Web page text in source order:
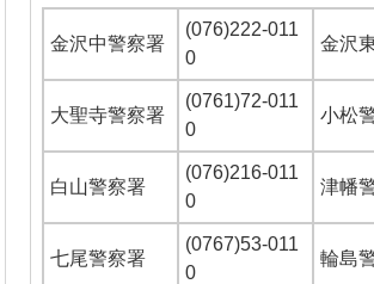
金沢中警察署
(076)222-011
0
金沢
大聖寺警察署
(0761)72-011
0
小松
白山警察署
(076)216-011
0
津幡
七尾警察署
(0767)53-011
0
輪島